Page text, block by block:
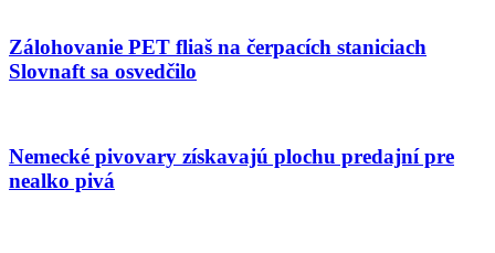
Zálohovanie PET fliaš na čerpacích staniciach
Slovnaft sa osvedčilo
Nemecké pivovary získavajú plochu predajní pre
nealko pivá